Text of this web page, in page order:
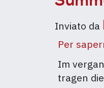
Inviato da
Per
Im
tragen